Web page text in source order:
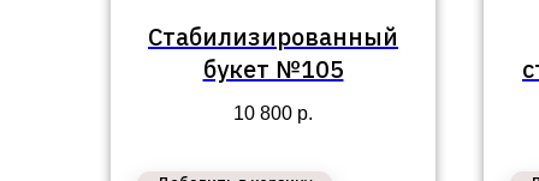
Стабилизированный
букет №105
10 800 р.